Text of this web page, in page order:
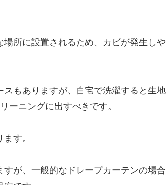
所に設置されるため、カビが発生しや
もありますが、自宅で洗濯すると生地
ーニングに出すべきです。
す。
が、一般的なドレープカーテンの場合